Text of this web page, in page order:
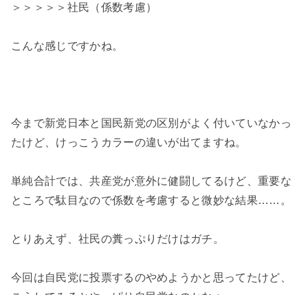
＞＞＞＞＞社民（係数考慮）
こんな感じですかね。
今まで新党日本と国民新党の区別がよく付いていなかっ
たけど、けっこうカラーの違いが出てますね。
単純合計では、共産党が意外に健闘してるけど、重要な
ところで駄目なので係数を考慮すると微妙な結果……。
とりあえず、社民の糞っぷりだけはガチ。
今回は自民党に投票するのやめようかと思ってたけど、